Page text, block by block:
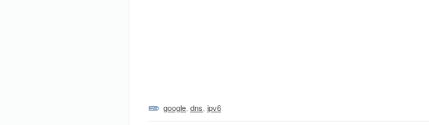
google dns ipv6